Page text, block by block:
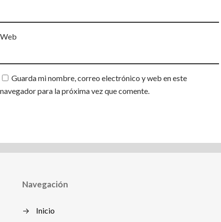
Web
Guarda mi nombre, correo electrónico y web en este
navegador para la próxima vez que comente.
Navegación
→
Inicio